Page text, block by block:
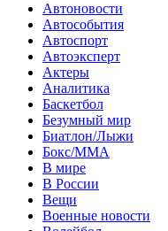
Автоновости
Автособытия
Автоспорт
Автоэксперт
Актеры
Аналитика
Баскетбол
Безумный мир
Биатлон/Лыжи
Бокс/MMA
В мире
В России
Вещи
Военные новости